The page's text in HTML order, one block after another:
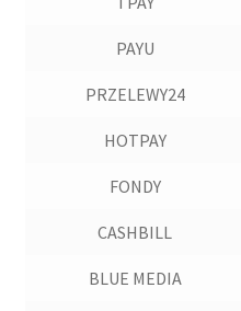
PAYU
PRZELEWY24
HOTPAY
FONDY
CASHBILL
BLUE MEDIA